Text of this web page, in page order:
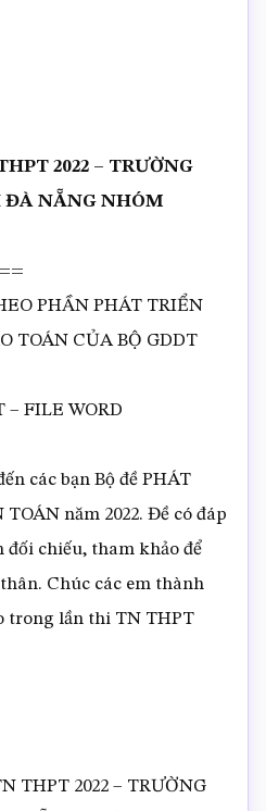
2022 – TRƯỜNG
ĐÀ NẴNG NHÓM
PHẦN PHÁT TRIỂN
TOÁN CỦA BỘ GDDT
FILE WORD
các bạn Bộ đề PHÁT
năm 2022. Đề có đáp
đối chiếu, tham khảo để
Chúc các em thành
trong lần thi TN THPT
THPT 2022 – TRƯỜNG